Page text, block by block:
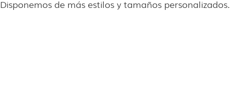
Disponemos de más estilos y tamaños personalizados.